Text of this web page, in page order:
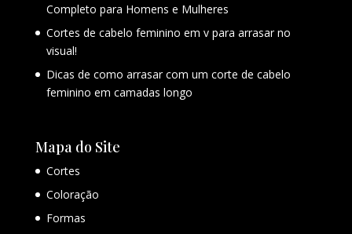
Completo para Homens e Mulheres
Cortes de cabelo feminino em v para arrasar no
visual!
Dicas de como arrasar com um corte de cabelo
feminino em camadas longo
Mapa do Site
Cortes
Coloração
Formas